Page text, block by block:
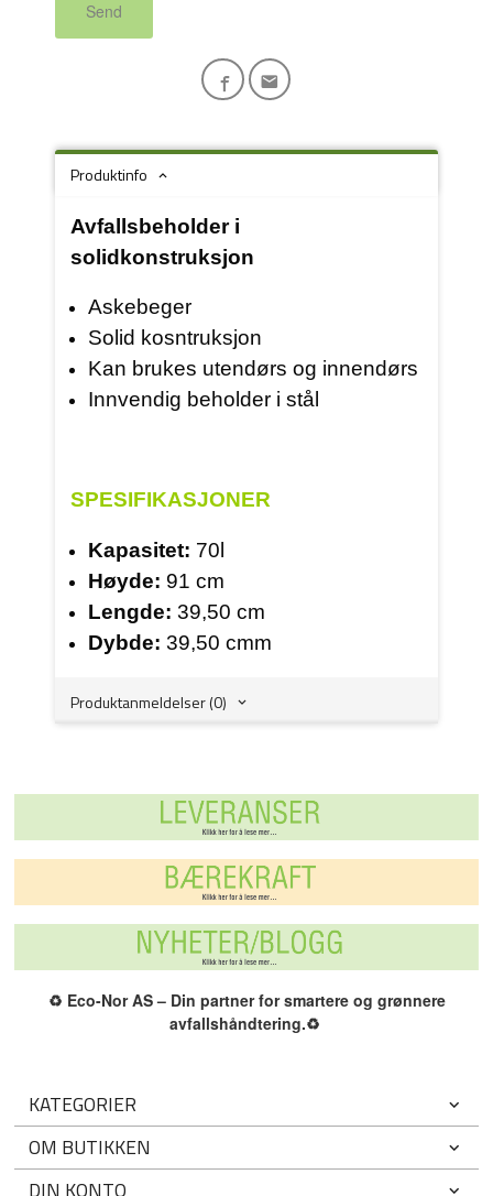
Send
Produktinfo
Avfallsbeholder i
solidkonstruksjon
Askebeger
Solid kosntruksjon
Kan brukes utendørs og innendørs
Innvendig beholder i stål
SPESIFIKASJONER
Kapasitet: 70l
Høyde: 91 cm
Lengde: 39,50 cm
Dybde: 39,50 cmm
Produktanmeldelser (0)
♻️ Eco-Nor AS – Din partner for smartere og grønnere
avfallshåndtering.♻️
KATEGORIER
OM BUTIKKEN
DIN KONTO